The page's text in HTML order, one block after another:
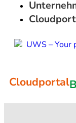
Cloudportal